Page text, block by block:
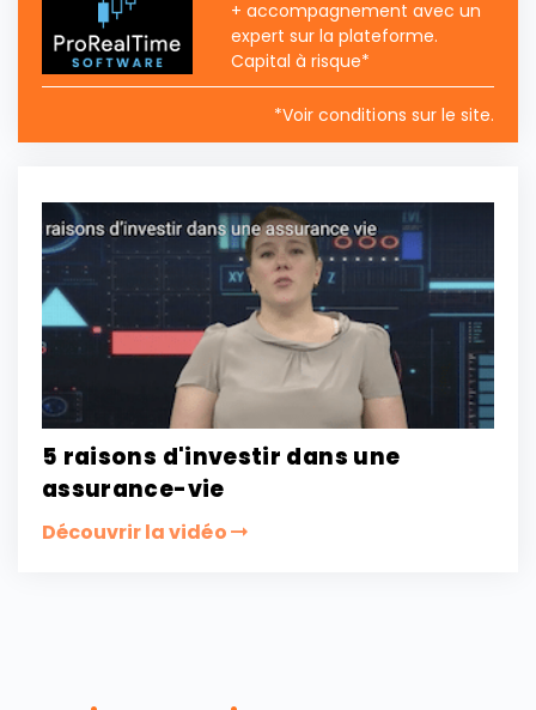
+ accompagnement avec un
expert sur la plateforme.
Capital à risque*
*Voir conditions sur le site.
5 raisons d'investir dans une
assurance-vie
Découvrir la vidéo